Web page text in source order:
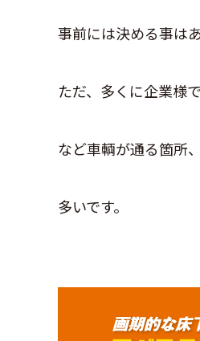
事前には決める事は
ただ、多くに企業様
など車輌が通る箇所
多いです。